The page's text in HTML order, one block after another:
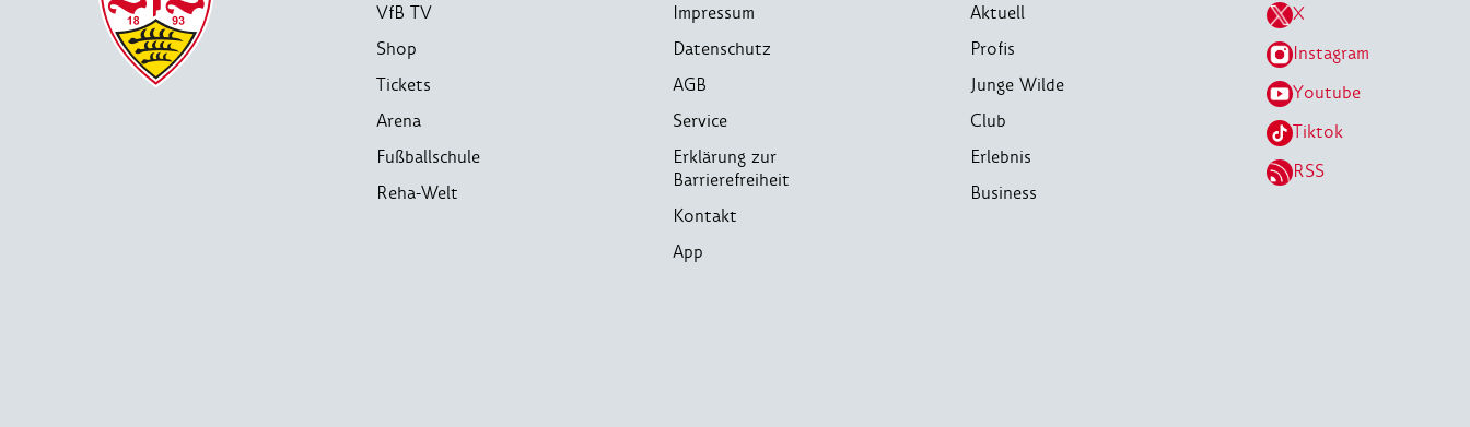
VfB TV
Shop
Tickets
Arena
Fußballschule
Reha-Welt
Impressum
Datenschutz
AGB
Service
Erklärung zur
Barrierefreiheit
Kontakt
App
Aktuell
Profis
Junge Wilde
Club
Erlebnis
Business
X
Instagram
Youtube
Tiktok
RSS